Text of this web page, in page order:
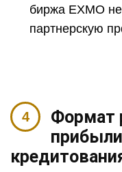
биржа EXMO
партнерскую
Формат